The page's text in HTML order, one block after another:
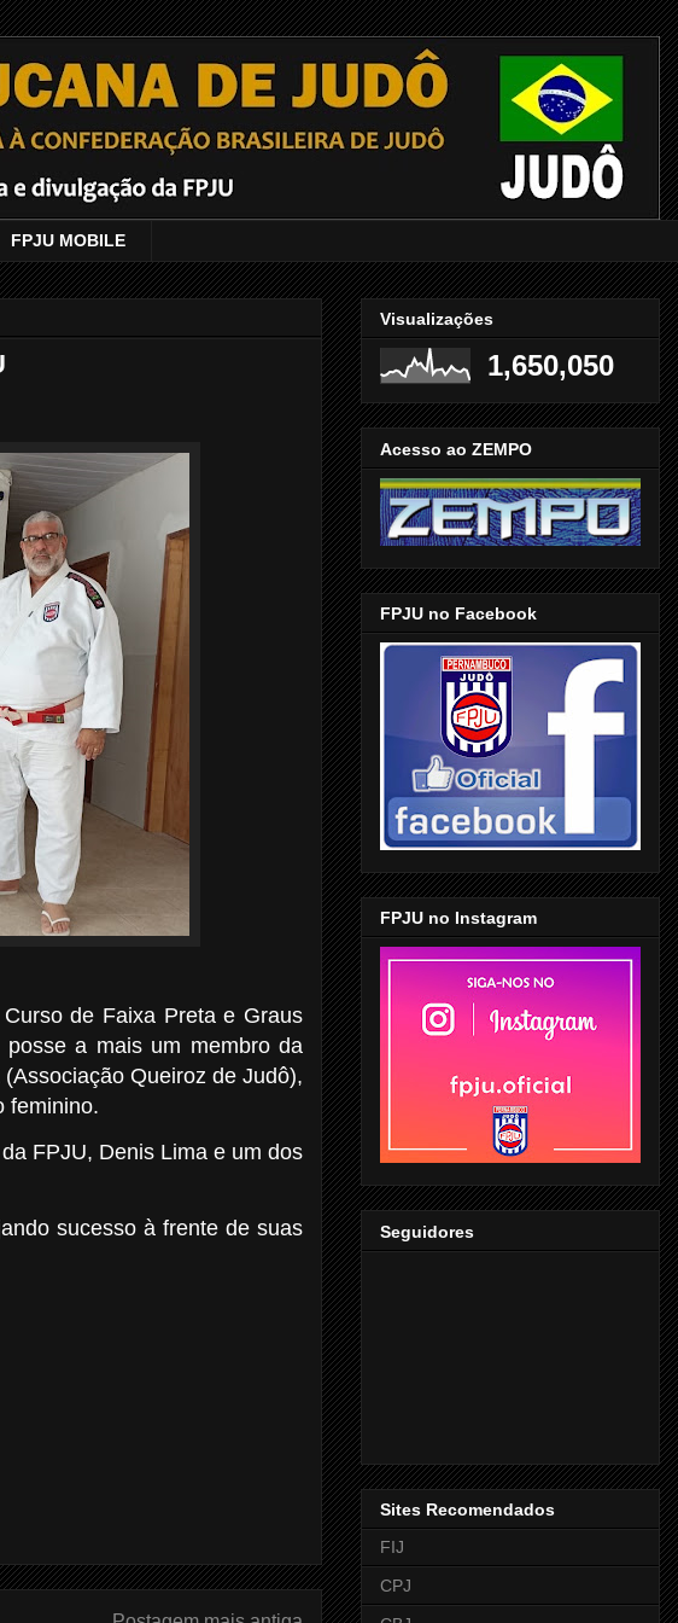
FPJU MOBILE
de Faixa Preta e Graus
a mais um membro da
Queiroz de Judô),
feminino.
FPJU, Denis Lima e um dos
sucesso à frente de suas
Visualizações
1,650,050
Acesso ao ZEMPO
FPJU no Facebook
FPJU no Instagram
Seguidores
Sites Recomendados
FIJ
CPJ